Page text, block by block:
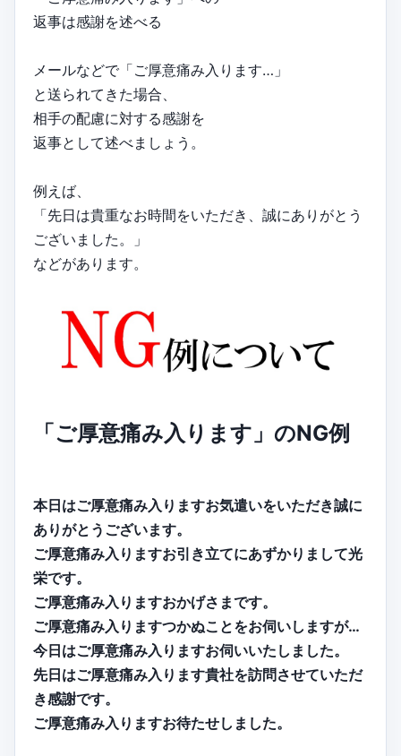
返事は感謝を述べる
メールなどで「ご厚意痛み入ります…」
と送られてきた場合、
相手の配慮に対する感謝を
返事として述べましょう。
例えば、
「先日は貴重なお時間をいただき、誠にありがとう
ございました。」
などがあります。
「ご厚意痛み入ります」のNG例
本日はご厚意痛み入りますお気遣いをいただき誠に
ありがとうございます。
ご厚意痛み入りますお引き立てにあずかりまして光
栄です。
ご厚意痛み入りますおかげさまです。
ご厚意痛み入りますつかぬことをお伺いしますが…
今日はご厚意痛み入りますお伺いいたしました。
先日はご厚意痛み入ります貴社を訪問させていただ
き感謝です。
ご厚意痛み入りますお待たせしました。